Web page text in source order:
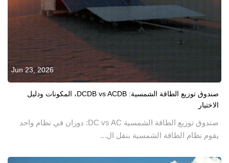
Jun 23, 2026
صندوق توزيع الطاقة الشمسية: DCDB vs ACDB، المكونات ودليل
الاختيار
صندوق توزيع الطاقة الشمسية DC vs AC: دوران في نظام واحد
يقوم نظام الطاقة الشمسية بنقل ال...